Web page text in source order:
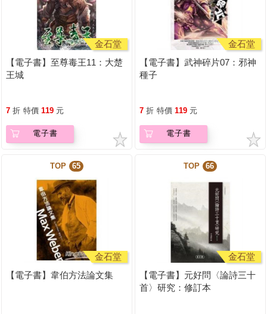
金石堂
【電子書】至尊毒王11：大楚
王城
7 折 特價 119 元
電子書
金石堂
【電子書】武神碎片07：邪神
種子
7 折 特價 119 元
電子書
TOP 65
金石堂
【電子書】韋伯方法論文集
TOP 66
金石堂
【電子書】元好問〈論詩三十
首〉研究：修訂本